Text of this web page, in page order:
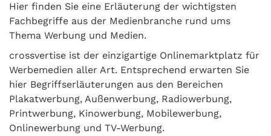
Hier finden Sie eine Erläuterung der wichtigsten
Fachbegriffe aus der Medienbranche rund ums
Thema Werbung und Medien.
crossvertise ist der einzigartige Onlinemarktplatz für
Werbemedien aller Art. Entsprechend erwarten Sie
hier Begriffserläuterungen aus den Bereichen
Plakatwerbung, Außenwerbung, Radiowerbung,
Printwerbung, Kinowerbung, Mobilewerbung,
Onlinewerbung und TV-Werbung.